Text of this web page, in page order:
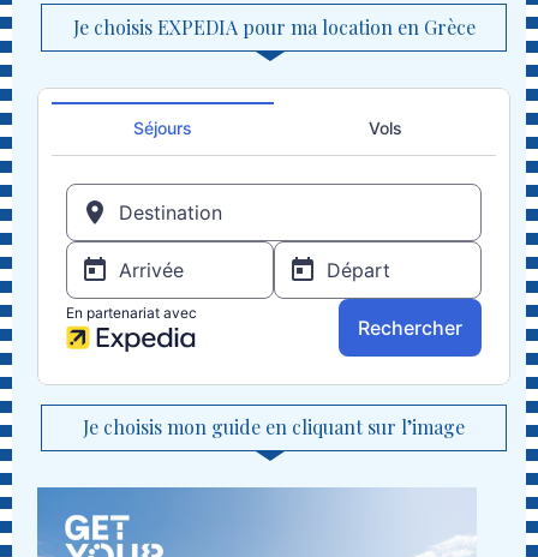
Je choisis EXPEDIA pour ma location en Grèce
Je choisis mon guide en cliquant sur l’image